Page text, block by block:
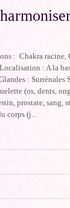
: Chakra racine,
: A la
: Surrénales
(os, dents,
prostate, sang,
corps (j...